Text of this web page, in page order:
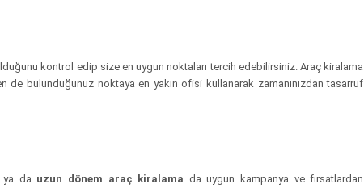
kontrol edip size en uygun noktaları tercih edebilirsiniz. Araç kiralama
de bulunduğunuz noktaya en yakın ofisi kullanarak zamanınızdan tasarruf
ya da uzun dönem araç kiralama da uygun kampanya ve fırsatlardan